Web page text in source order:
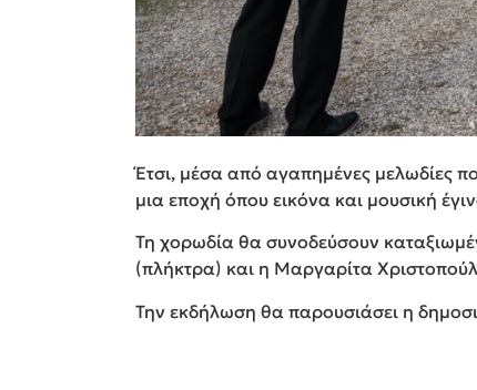
Έτσι, μέσα από αγαπημένες μελωδίες
μια εποχή όπου εικόνα και μουσική
Τη χορωδία θα συνοδεύσουν
(πλήκτρα) και η Μαργαρίτα
Την εκδήλωση θα παρουσιάσει η